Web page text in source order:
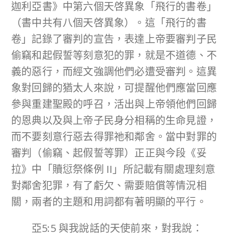
迦利亞書》中第六個天啓異象「飛行的書卷」
（書中共有八個天啓異象）。這「飛行的書
卷」記錄了審判的宣告，表達上帝要審判子民
偷竊和起假誓等刻意犯的罪，就是不道德、不
義的惡行，而經文強調他們必遭受審判。這異
象對回歸的猶太人來說，可提醒他們應當回應
參與重建聖殿的呼召，活出與上帝領他們回歸
的恩典以及與上帝子民身分相稱的生命見證，
而不要刻意行惡去得罪祂和鄰舍。當中對罪的
審判（偷竊、起假誓等罪）正正與今段《妥
拉》中「贖愆祭條例 II」所記載有關處理刻意
對鄰舍犯罪，有了虧欠、需要賠償等情況相
關，兩者的主題和用詞都有著明顯的平行。
亞5:5 與我說話的天使前來，對我說：